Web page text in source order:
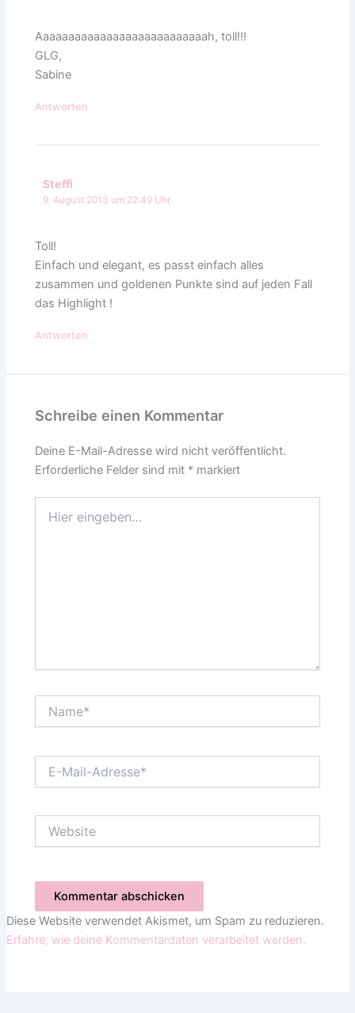
Aaaaaaaaaaaaaaaaaaaaaaaaaaah, toll!!!
GLG,
Sabine
Antworten
Steffi
9. August 2013 um 22:49 Uhr
Toll!
Einfach und elegant, es passt einfach alles
zusammen und goldenen Punkte sind auf jeden Fall
das Highlight !
Antworten
Schreibe einen Kommentar
Deine E-Mail-Adresse wird nicht veröffentlicht.
Erforderliche Felder sind mit * markiert
eingeben…
Mail-
Diese Website verwendet Akismet, um Spam zu reduzieren.
Erfahre, wie deine Kommentardaten verarbeitet werden.